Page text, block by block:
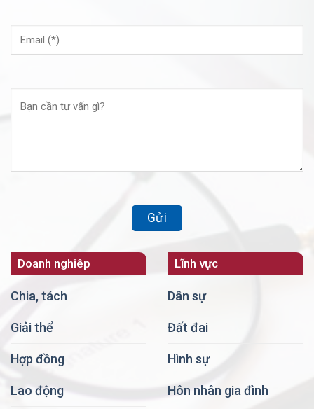
Doanh nghiêp
Chia, tách
Giải thể
Hợp đồng
Lao động
Lĩnh vực
Dân sự
Đất đai
Hình sự
Hôn nhân gia đình